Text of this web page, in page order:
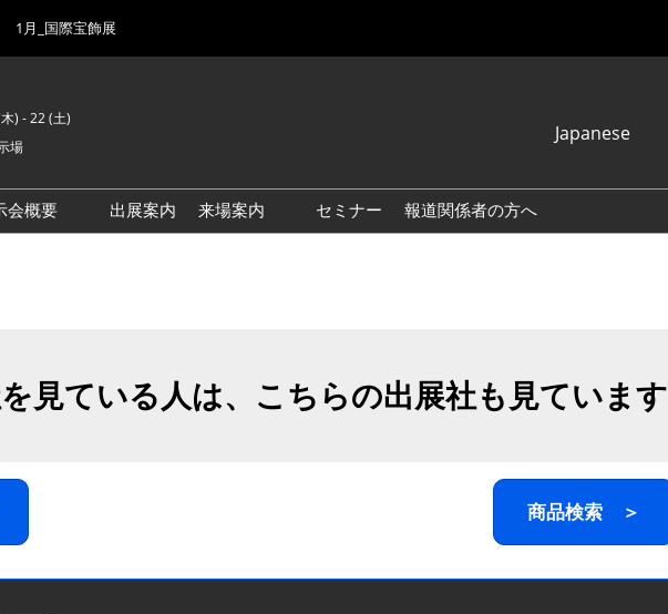
1月_国際宝飾展
) - 22 (土)
場
Japanese
English
繁體中文
会概要
出展案内
来場案内
セミナー 報道関係者の方へ
見ている人は、こちらの出展社も見ています
商品検索 ＞